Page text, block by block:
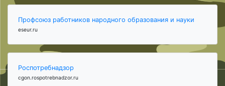
Профсоюз работников народного образования и науки
eseur.ru
Роспотребнадзор
cgon.rospotrebnadzor.ru